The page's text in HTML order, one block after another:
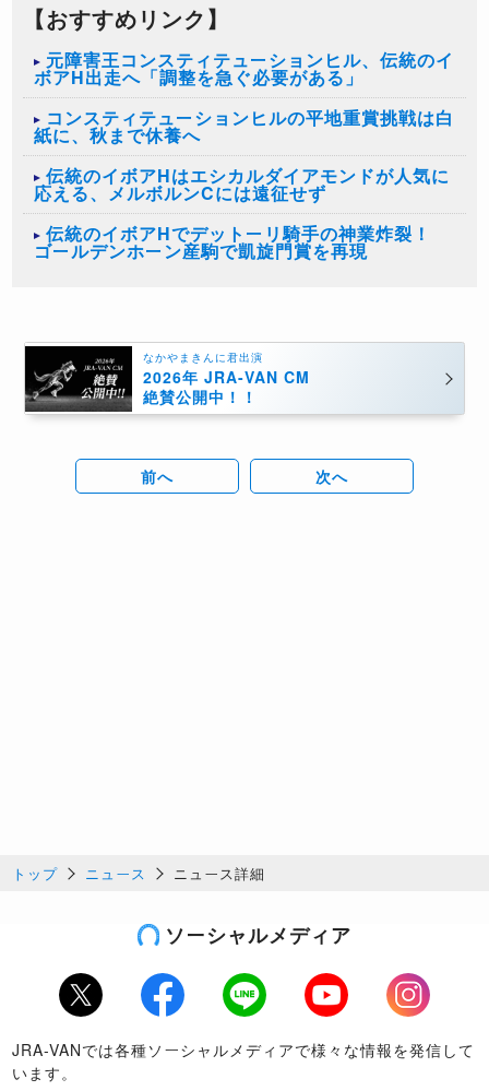
【おすすめリンク】
元障害王コンスティテューションヒル、伝統のイ
ボアH出走へ「調整を急ぐ必要がある」
コンスティテューションヒルの平地重賞挑戦は白
紙に、秋まで休養へ
伝統のイボアHはエシカルダイアモンドが人気に
応える、メルボルンCには遠征せず
伝統のイボアHでデットーリ騎手の神業炸裂！
ゴールデンホーン産駒で凱旋門賞を再現
なかやまきんに君出演
2026年 JRA-VAN CM
絶賛公開中！！
前へ 次へ
トップ ニュース ニュース詳細
ソーシャルメディア
Twitter Facebook LINE Youtube
Instagram
JRA-VANでは各種ソーシャルメディアで様々な情報を発信して
います。